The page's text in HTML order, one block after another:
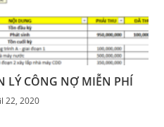
LÝ CÔNG NỢ MIỄN PHÍ
22, 2020